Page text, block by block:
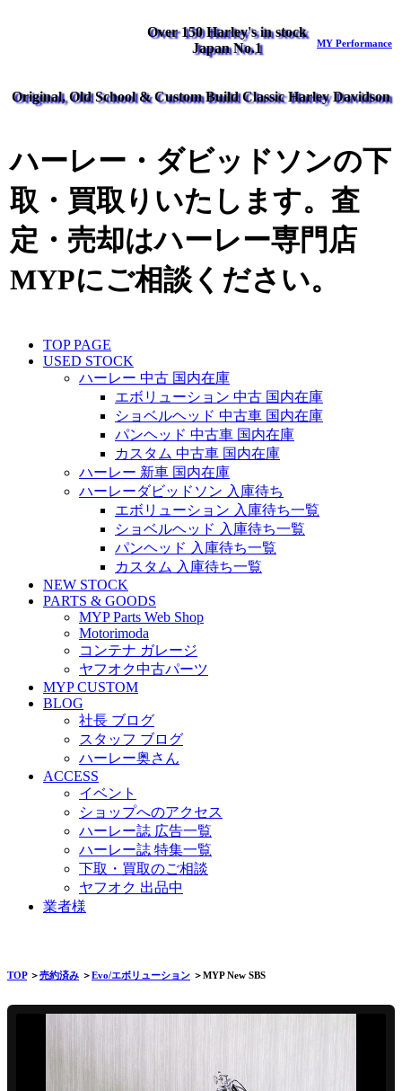
Over 150 Harley's in stock
Japan No.1
MY Performance
Original, Old School & Custom Build Classic Harley Davidson
ハーレー・ダビッドソンの下
取・買取りいたします。査
定・売却はハーレー専門店
MYPにご相談ください。
TOP PAGE
USED STOCK
ハーレー 中古 国内在庫
エボリューション 中古 国内在庫
ショベルヘッド 中古車 国内在庫
パンヘッド 中古車 国内在庫
カスタム 中古車 国内在庫
ハーレー 新車 国内在庫
ハーレーダビッドソン 入庫待ち
エボリューション 入庫待ち一覧
ショベルヘッド 入庫待ち一覧
パンヘッド 入庫待ち一覧
カスタム 入庫待ち一覧
NEW STOCK
PARTS & GOODS
MYP Parts Web Shop
Motorimoda
コンテナ ガレージ
ヤフオク中古パーツ
MYP CUSTOM
BLOG
社長 ブログ
スタッフ ブログ
ハーレー奥さん
ACCESS
イベント
ショップへのアクセス
ハーレー誌 広告一覧
ハーレー誌 特集一覧
下取・買取のご相談
ヤフオク 出品中
業者様
TOP＞売約済み ＞Evo/エボリューション ＞MYP New SBS